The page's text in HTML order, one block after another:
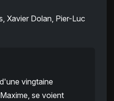
Xavier Dolan, Pier-Luc
vingtaine
se voient